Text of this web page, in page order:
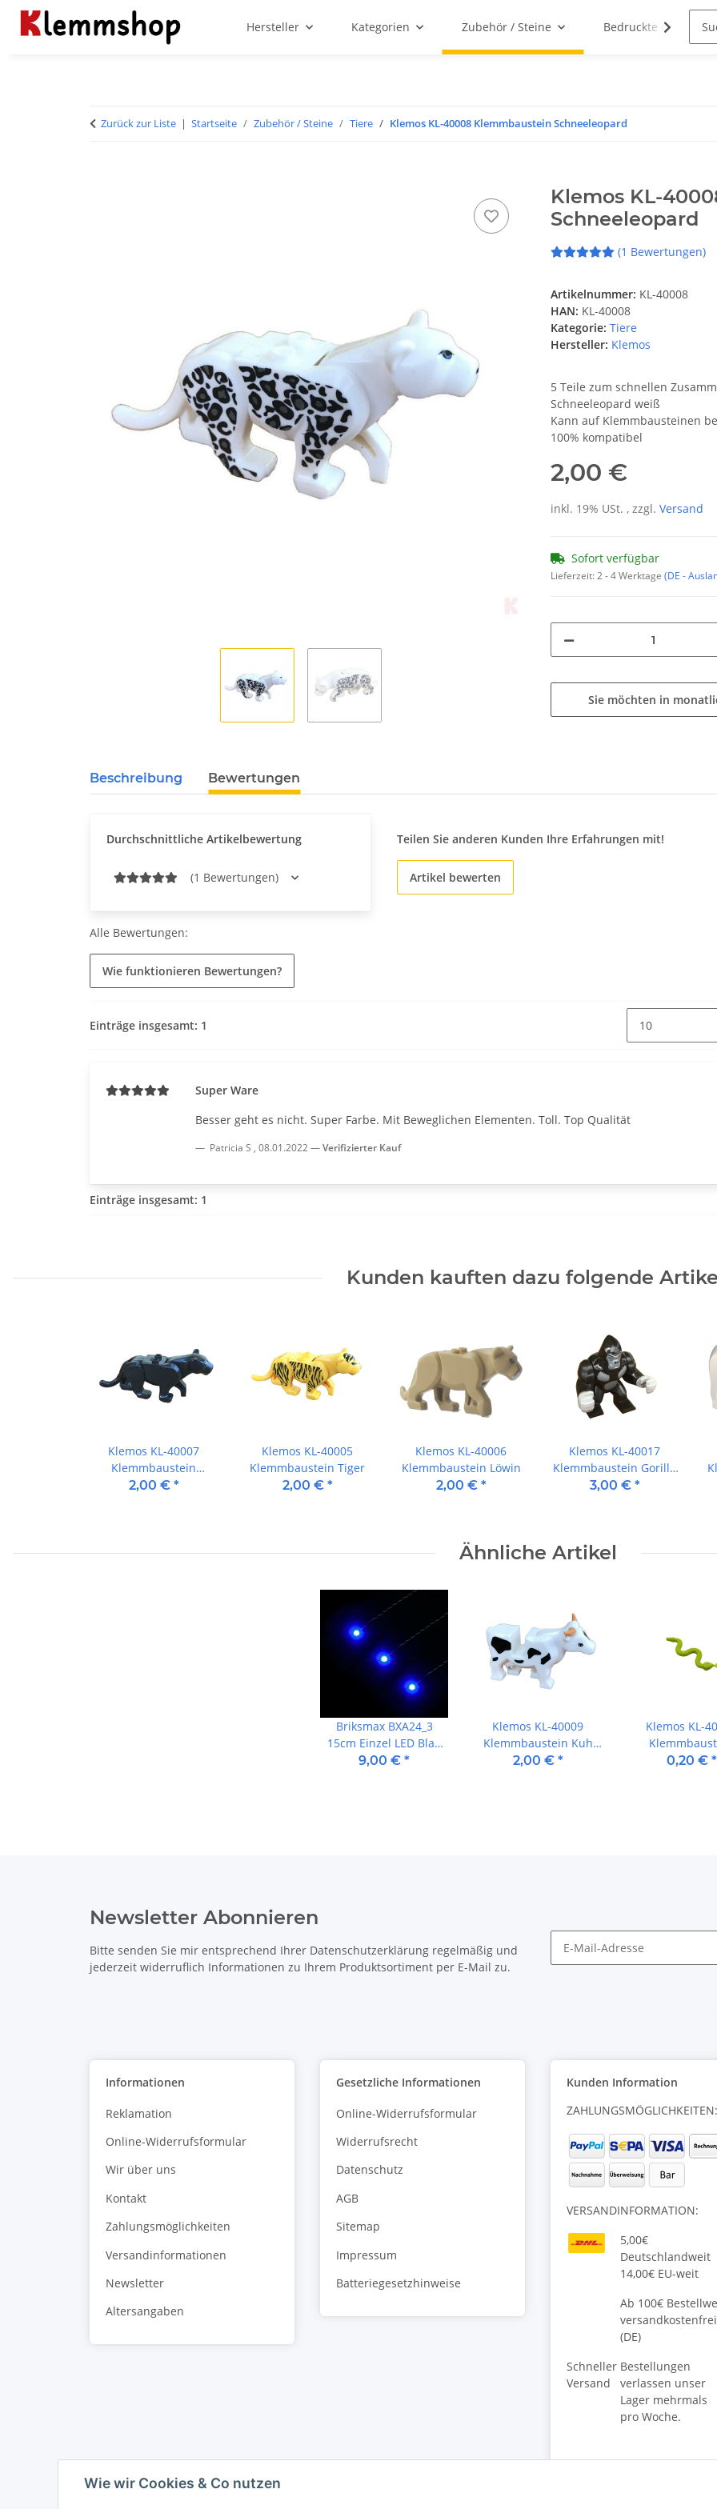
Wie wir Cookies & Co nutzen
Hersteller Kategorien Zubehör / Steine Bedruckte
Zurück zur Liste Startseite Zubehör / Steine Tiere Klemos KL-40008 Klemmbaustein Schneeleopard
Klemos KL-
Schneeleopard
(1 Bewertungen)
Artikelnummer: KL-40008
HAN: KL-40008
Kategorie: Tiere
Hersteller: Klemos
5 Teile zum schnellen
Schneeleopard weiß
Kann auf Klemmbausteinen
100% kompatibel
2,00 €
inkl. 19% USt. , zzgl. Versand
Sofort verfügbar
Lieferzeit:2 - 4 Werktage (DE -
Sie möchten in
Beschreibung Bewertungen
Durchschnittliche Artikelbewertung
(1 Bewertungen)
Teilen Sie anderen Kunden Ihre Erfahrungen mit!
Artikel bewerten
Alle Bewertungen:
Wie funktionieren Bewertungen?
Einträge insgesamt: 1
Super Ware
Besser geht es nicht. Super Farbe. Mit Beweglichen Elementen. Toll. Top Qualität
Patricia S , 08.01.2022 Verifizierter Kauf
Einträge insgesamt: 1
Kunden kauften dazu folgende
Klemos KL-40007
Klemmbaustein
Panther
2,00 € *
Klemos KL-40005
Klemmbaustein Tiger
2,00 € *
Klemos KL-40006
Klemmbaustein Löwin
2,00 € *
Klemos KL-40017
Klemmbaustein Gorilla
schwarz
3,00 € *
Ähnliche Artikel
Briksmax BXA24_3
15cm Einzel LED Blau
langsam blinkend (3
9,00 € *
Klemos KL-40009
Klemmbaustein Kuh
weiß
2,00 € *
Klemos KL-
Schlange
0,20 € *
Newsletter Abonnieren
Bitte senden Sie mir entsprechend Ihrer Datenschutzerklärung regelmäßig und
jederzeit widerruflich Informationen zu Ihrem Produktsortiment per E-Mail zu.
Informationen
Reklamation
Online-Widerrufsformular
Wir über uns
Kontakt
Zahlungsmöglichkeiten
Versandinformationen
Newsletter
Altersangaben
Gesetzliche Informationen
Online-Widerrufsformular
Widerrufsrecht
Datenschutz
AGB
Sitemap
Impressum
Batteriegesetzhinweise
Kunden Information
ZAHLUNGSMÖGLICHKEITEN:
VERSANDINFORMATION:
5,00€
Deutschlandweit
14,00€ EU-weit
Ab 100€
versandkostenfrei
(DE)
Schneller
Versand
Bestellungen
verlassen unser
Lager mehrmals
pro Woche.